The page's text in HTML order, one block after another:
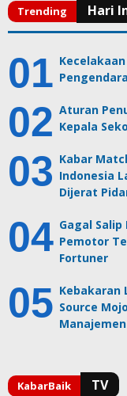
Aturan
Kepala
Kabar
Indonesia
Dijerat
Gagal
Pemotor
Fortuner
Kebakaran
Source
Manajemen